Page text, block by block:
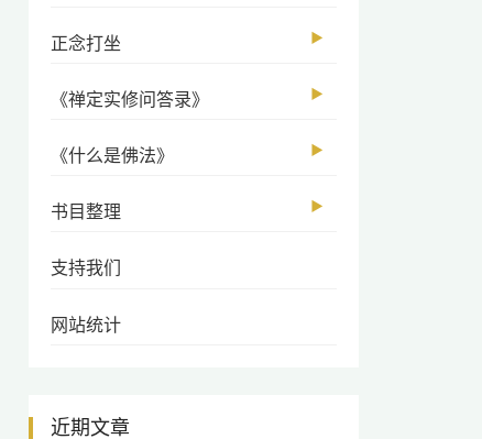
正念打坐 ▶
《禅定实修问答录》 ▶
《什么是佛法》 ▶
书目整理 ▶
支持我们
网站统计
近期文章